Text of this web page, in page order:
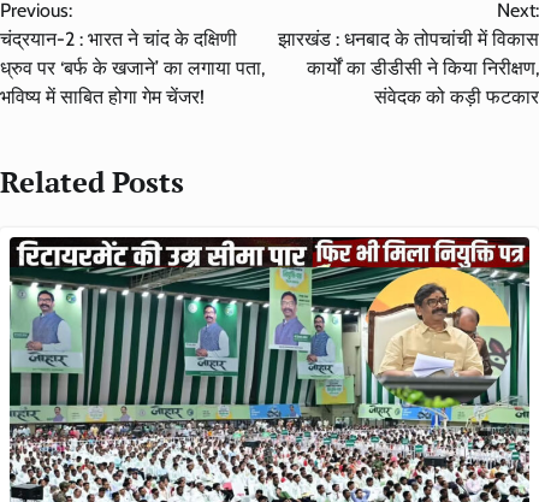
navigation
Previous:
चंद्रयान-2 : भारत ने चांद के दक्षिणी
ध्रुव पर ‘बर्फ के खजाने’ का लगाया पता,
भविष्य में साबित होगा गेम चेंजर!
Next:
झारखंड : धनबाद के तोपचांची में विकास
कार्यों का डीडीसी ने किया निरीक्षण,
संवेदक को कड़ी फटकार
Related Posts